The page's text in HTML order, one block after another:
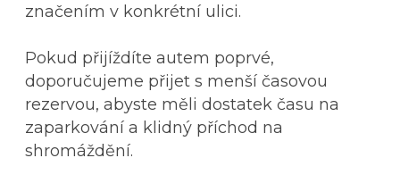
značením v konkrétní ulici.
Pokud přijíždíte autem poprvé,
doporučujeme přijet s menší časovou
rezervou, abyste měli dostatek času na
zaparkování a klidný příchod na
shromáždění.